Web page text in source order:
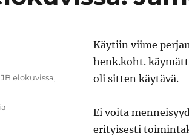
Käytiin viime
henk.koht.
oli sitten käytävä.
Ei voita
erityisesti
JB elokuvissa,